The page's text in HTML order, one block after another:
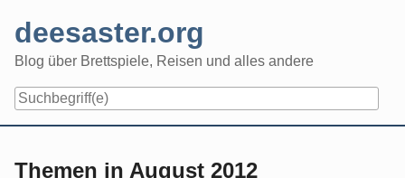
content
deesaster.org
Blog über Brettspiele, Reisen und alles andere
Themen in August 2012